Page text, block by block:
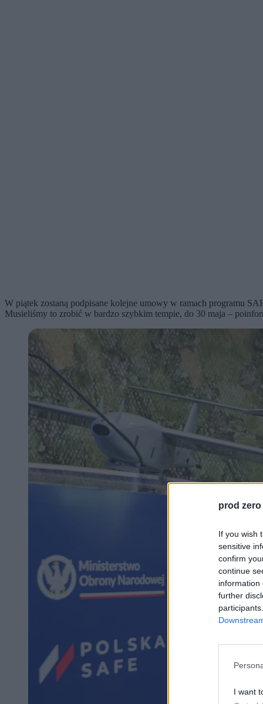
prod zero
If you wish
sensitive
confirm
continue
information
further
I want
W piątek zostaną podpisane kolejne umowy w ramach programu
Musieliśmy to zrobić w bardzo szybkim tempie, do 30 maja –